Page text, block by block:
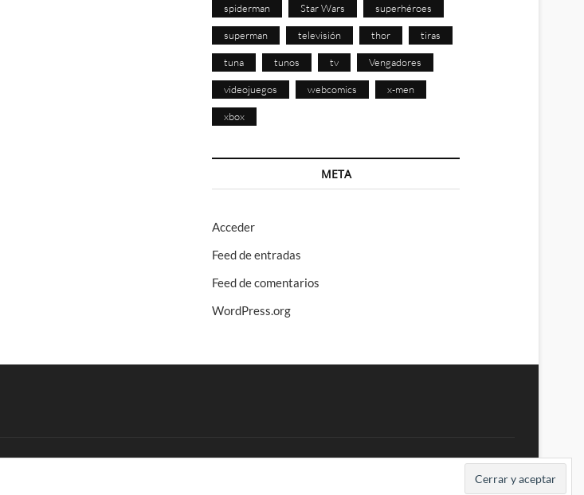
spiderman Star Wars superhéroes
superman televisión thor tiras
tuna tunos tv Vengadores
videojuegos webcomics x-men
xbox
META
Acceder
Feed de entradas
Feed de comentarios
WordPress.org